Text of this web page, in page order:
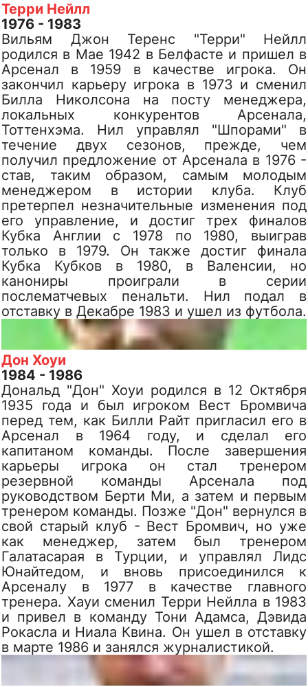
Терри Нейлл
1976 - 1983
Вильям Джон Теренс "Терри" Нейлл
родился в Мае 1942 в Белфасте и пришел в
Арсенал в 1959 в качестве игрока. Он
закончил карьеру игрока в 1973 и сменил
Билла Николсона на посту менеджера,
локальных конкурентов Арсенала,
Тоттенхэма. Нил управлял "Шпорами" в
течение двух сезонов, прежде, чем
получил предложение от Арсенала в 1976 -
став, таким образом, самым молодым
менеджером в истории клуба. Клуб
претерпел незначительные изменения под
его управление, и достиг трех финалов
Кубка Англии с 1978 по 1980, выиграв
только в 1979. Он также достиг финала
Кубка Кубков в 1980, в Валенсии, но
канониры проиграли в серии
послематчевых пенальти. Нил подал в
отставку в Декабре 1983 и ушел из футбола.
Дон Хоуи
1984 - 1986
Дональд "Дон" Хоуи родился в 12 Октября
1935 года и был игроком Вест Бромвича
перед тем, как Билли Райт пригласил его в
Арсенал в 1964 году, и сделал его
капитаном команды. После завершения
карьеры игрока он стал тренером
резервной команды Арсенала под
руководством Берти Ми, а затем и первым
тренером команды. Позже "Дон" вернулся в
свой старый клуб - Вест Бромвич, но уже
как менеджер, затем был тренером
Галатасарая в Турции, и управлял Лидс
Юнайтедом, и вновь присоединился к
Арсеналу в 1977 в качестве главного
тренера. Хауи сменил Терри Нейлла в 1983
и привел в команду Тони Адамса, Дэвида
Рокасла и Ниала Квина. Он ушел в отставку
в марте 1986 и занялся журналистикой.